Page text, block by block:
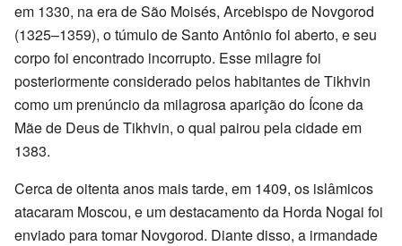
em 1330, na era de São Moisés, Arcebispo de Novgorod
(1325–1359), o túmulo de Santo Antônio foi aberto, e seu
corpo foi encontrado incorrupto. Esse milagre foi
posteriormente considerado pelos habitantes de Tikhvin
como um prenúncio da milagrosa aparição do Ícone da
Mãe de Deus de Tikhvin, o qual pairou pela cidade em
1383.
Cerca de oitenta anos mais tarde, em 1409, os islâmicos
atacaram Moscou, e um destacamento da Horda Nogai foi
enviado para tomar Novgorod. Diante disso, a irmandade